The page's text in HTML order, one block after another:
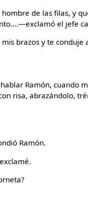
de las filas, y
el jefe
brazos y te conduje
Ramón, cuando
risa, abrazándolo,
Ramón.